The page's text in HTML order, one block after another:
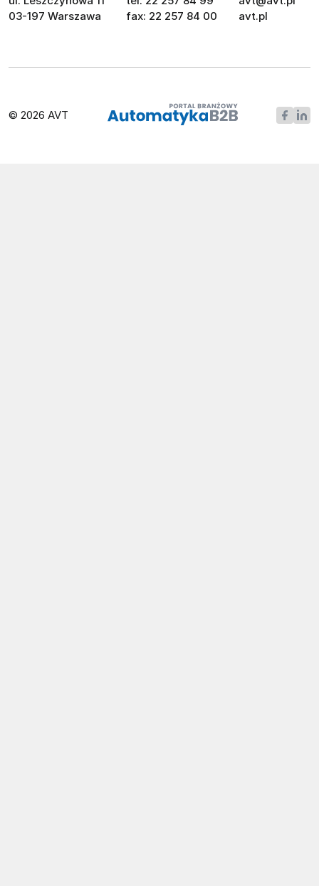
03-197 Warszawa
fax: 22 257 84 00
avt.pl
© 2026 AVT